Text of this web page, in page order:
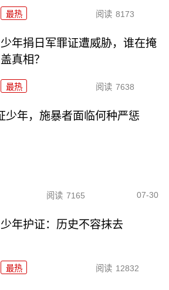
最热 阅读 8173
少年捐日军罪证遭威胁，谁在掩
盖真相？
最热 阅读 7638
少年，施暴者面临何种严惩
阅读 7165 07-30
少年护证：历史不容抹去
最热 阅读 12832